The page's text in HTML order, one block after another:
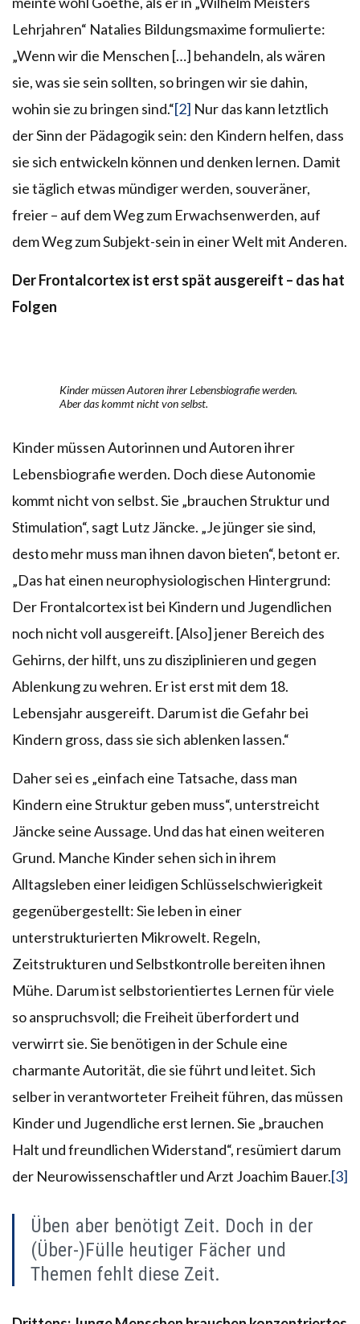
Lehrjahren“ Natalies Bildungsmaxime formulierte:
„Wenn wir die Menschen […] behandeln, als wären
sie, was sie sein sollten, so bringen wir sie dahin,
wohin sie zu bringen sind.“[2] Nur das kann letztlich
der Sinn der Pädagogik sein: den Kindern helfen, dass
sie sich entwickeln können und denken lernen. Damit
sie täglich etwas mündiger werden, souveräner,
freier – auf dem Weg zum Erwachsenwerden, auf
dem Weg zum Subjekt-sein in einer Welt mit Anderen.
Der Frontalcortex ist erst spät ausgereift – das hat
Folgen
Kinder müssen Autoren ihrer Lebensbiografie werden.
Aber das kommt nicht von selbst.
Kinder müssen Autorinnen und Autoren ihrer
Lebensbiografie werden. Doch diese Autonomie
kommt nicht von selbst. Sie „brauchen Struktur und
Stimulation“, sagt Lutz Jäncke. „Je jünger sie sind,
desto mehr muss man ihnen davon bieten“, betont er.
„Das hat einen neurophysiologischen Hintergrund:
Der Frontalcortex ist bei Kindern und Jugendlichen
noch nicht voll ausgereift. [Also] jener Bereich des
Gehirns, der hilft, uns zu disziplinieren und gegen
Ablenkung zu wehren. Er ist erst mit dem 18.
Lebensjahr ausgereift. Darum ist die Gefahr bei
Kindern gross, dass sie sich ablenken lassen.“
Daher sei es „einfach eine Tatsache, dass man
Kindern eine Struktur geben muss“, unterstreicht
Jäncke seine Aussage. Und das hat einen weiteren
Grund. Manche Kinder sehen sich in ihrem
Alltagsleben einer leidigen Schlüsselschwierigkeit
gegenübergestellt: Sie leben in einer
unterstrukturierten Mikrowelt. Regeln,
Zeitstrukturen und Selbstkontrolle bereiten ihnen
Mühe. Darum ist selbstorientiertes Lernen für viele
so anspruchsvoll; die Freiheit überfordert und
verwirrt sie. Sie benötigen in der Schule eine
charmante Autorität, die sie führt und leitet. Sich
selber in verantworteter Freiheit führen, das müssen
Kinder und Jugendliche erst lernen. Sie „brauchen
Halt und freundlichen Widerstand“, resümiert darum
der Neurowissenschaftler und Arzt Joachim Bauer.[3]
Üben aber benötigt Zeit. Doch in der
(Über-)Fülle heutiger Fächer und
Themen fehlt diese Zeit.